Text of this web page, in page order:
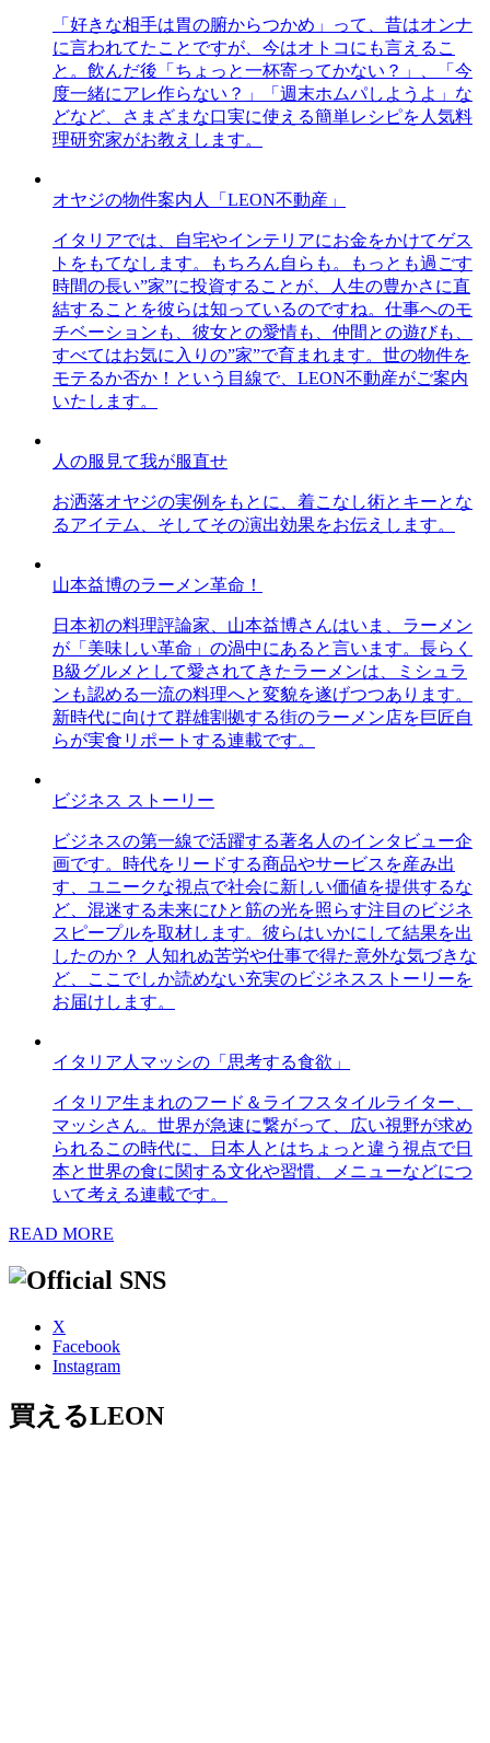
「好きな相手は胃の腑からつかめ」って、昔はオンナ
に言われてたことですが、今はオトコにも言えるこ
と。飲んだ後「ちょっと一杯寄ってかない？」、「今
度一緒にアレ作らない？」「週末ホムパしようよ」な
どなど、さまざまな口実に使える簡単レシピを人気料
理研究家がお教えします。
オヤジの物件案内人「LEON不動産」
イタリアでは、自宅やインテリアにお金をかけてゲス
トをもてなします。もちろん自らも。もっとも過ごす
時間の長い”家”に投資することが、人生の豊かさに直
結することを彼らは知っているのですね。仕事へのモ
チベーションも、彼女との愛情も、仲間との遊びも、
すべてはお気に入りの”家”で育まれます。世の物件を
モテるか否か！という目線で、LEON不動産がご案内
いたします。
人の服見て我が服直せ
お洒落オヤジの実例をもとに、着こなし術とキーとな
るアイテム、そしてその演出効果をお伝えします。
山本益博のラーメン革命！
日本初の料理評論家、山本益博さんはいま、ラーメン
が「美味しい革命」の渦中にあると言います。長らく
B級グルメとして愛されてきたラーメンは、ミシュラ
ンも認める一流の料理へと変貌を遂げつつあります。
新時代に向けて群雄割拠する街のラーメン店を巨匠自
らが実食リポートする連載です。
ビジネス ストーリー
ビジネスの第一線で活躍する著名人のインタビュー企
画です。時代をリードする商品やサービスを産み出
す、ユニークな視点で社会に新しい価値を提供するな
ど、混迷する未来にひと筋の光を照らす注目のビジネ
スピープルを取材します。彼らはいかにして結果を出
したのか？ 人知れぬ苦労や仕事で得た意外な気づきな
ど、ここでしか読めない充実のビジネスストーリーを
お届けします。
イタリア人マッシの「思考する食欲」
イタリア生まれのフード＆ライフスタイルライター、
マッシさん。世界が急速に繋がって、広い視野が求め
られるこの時代に、日本人とはちょっと違う視点で日
本と世界の食に関する文化や習慣、メニューなどにつ
いて考える連載です。
READ MORE
X
Facebook
Instagram
買えるLEON